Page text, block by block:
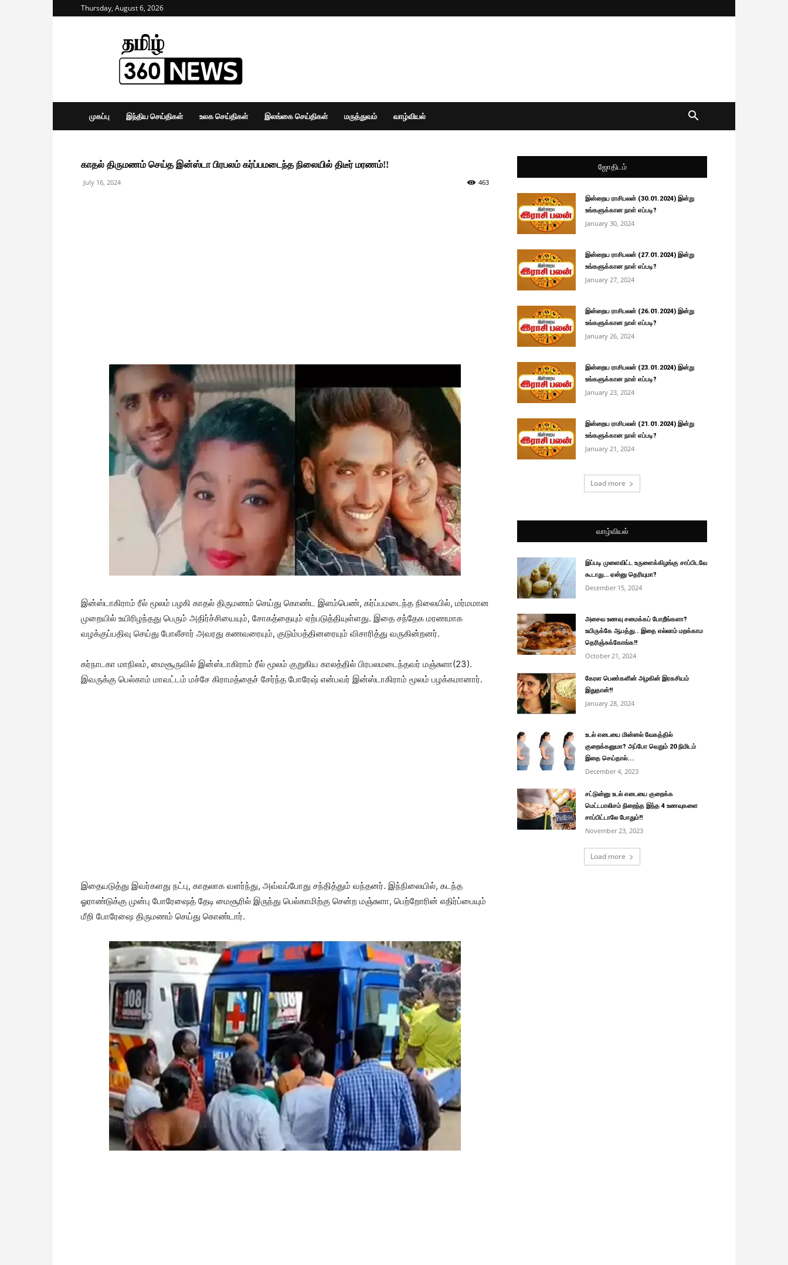
Thursday, August 6, 2026
Tamil
360
News
முகப்பு இந்திய செய்திகள் உலக செய்திகள் இலங்கை செய்திகள் மருத்துவம் வாழ்வியல்
காதல் திருமணம் செய்த இன்ஸ்டா பிரபலம் கர்ப்பமடைந்த நிலையில் திடீர் மரணம்!!
July 16, 2024 463
இன்ஸ்டாகிராம் ரீல் மூலம் பழகி காதல் திருமணம் செய்து கொண்ட இளம்பெண், கர்ப்பமடைந்த நிலையில், மர்மமான
முறையில் உயிரிழந்தது பெரும் அதிர்ச்சியையும், சோகத்தையும் ஏற்படுத்தியுள்ளது. இதை சந்தேக மரணமாக
வழக்குப்பதிவு செய்து போலீசார் அவரது கணவரையும், குடும்பத்தினரையும் விசாரித்து வருகின்றனர்.
கர்நாடகா மாநிலம், மைசூருவில் இன்ஸ்டாகிராம் ரீல் மூலம் குறுகிய காலத்தில் பிரபலமடைந்தவர் மஞ்சுளா(23).
இவருக்கு பெல்காம் மாவட்டம் மச்சே கிராமத்தைச் சேர்ந்த போரேஷ் என்பவர் இன்ஸ்டாகிராம் மூலம் பழக்கமானார்.
இதையடுத்து இவர்களது நட்பு, காதலாக வளர்ந்து, அவ்வப்போது சந்தித்தும் வந்தனர். இந்நிலையில், கடந்த
ஓராண்டுக்கு முன்பு போரேஷைத் தேடி மைசூரில் இருந்து பெல்காமிற்கு சென்ற மஞ்சுளா, பெற்றோரின் எதிர்ப்பையும்
மீறி போரேஷை திருமணம் செய்து கொண்டார்.
ஜோதிடம்
இன்றைய ராசிபலன் (30.01.2024) இன்று
உங்களுக்கான நாள் எப்படி?
January 30, 2024
இன்றைய ராசிபலன் (27.01.2024) இன்று
உங்களுக்கான நாள் எப்படி?
January 27, 2024
இன்றைய ராசிபலன் (26.01.2024) இன்று
உங்களுக்கான நாள் எப்படி?
January 26, 2024
இன்றைய ராசிபலன் (23.01.2024) இன்று
உங்களுக்கான நாள் எப்படி?
January 23, 2024
இன்றைய ராசிபலன் (21.01.2024) இன்று
உங்களுக்கான நாள் எப்படி?
January 21, 2024
Load more
வாழ்வியல்
இப்படி முளைவிட்ட உருளைக்கிழங்கு சாப்பிடவே
கூடாது… ஏன்னு தெரியுமா?
December 15, 2024
அசைவ உணவு சமைக்கப் போறீங்களா?
உயிருக்கே ஆபத்து.. இதை எல்லாம் மறக்காம
தெரிஞ்சுக்கோங்க!!
October 21, 2024
கேரள பெண்களின் அழகின் இரகசியம்
இதுதான்!!
January 28, 2024
உடல் எடையை மின்னல் வேகத்தில்
குறைக்கனுமா? அப்போ வெறும் 20 நிமிடம்
இதை செய்தால்...
December 4, 2023
சட்டுன்னு உடல் எடையை குறைக்க
மெட்டபாலிசம் நிறைந்த இந்த 4 உணவுகளை
சாப்பிட்டாலே போதும்!!
November 23, 2023
Load more